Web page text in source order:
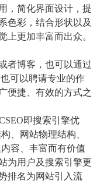
，简化界面设计，提
色彩，结合形状以及
上更加丰富而出众。
者博客，也可以通过
可以聘请专业的作
便捷、有效的方式之
即搜索引擎优
、网站物理结构、
容、丰富而有价值
为用户及搜索引擎更
排名为网站引入流